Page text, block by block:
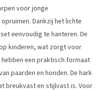
voor jonge
Dankzij het lichte
eenvoudig te hanteren. De
kinderen, wat zorgt voor
een praktisch formaat
paarden en honden. De hark
breukvast en stijlvast is. Voor